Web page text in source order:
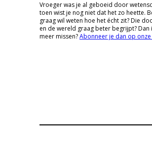
Vroeger was je al geboeid door
toen wist je nog niet dat het zo heette.
graag wil weten hoe het écht zit? Die
en de wereld graag beter begrijpt? Dan
meer missen?Abonneer je dan op